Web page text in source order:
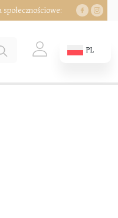
PL